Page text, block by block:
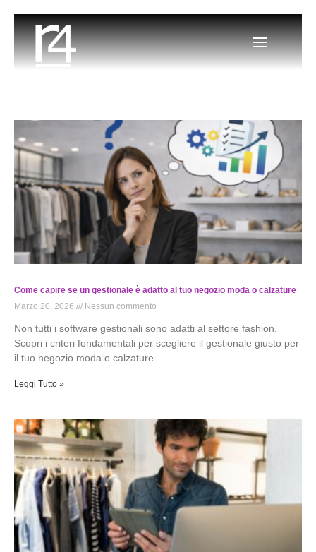
Come capire se un gestionale è adatto al tuo negozio moda o calzature
Marzo 20, 2026
Nessun commento
Non tutti i software gestionali sono adatti al settore fashion.
Scopri i criteri fondamentali per scegliere il gestionale giusto per
il tuo negozio moda o calzature.
Leggi Tutto »